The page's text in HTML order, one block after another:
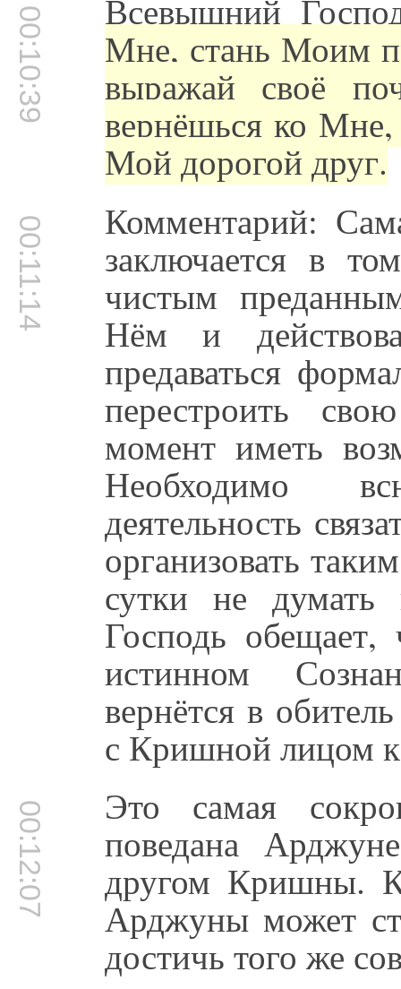
00:10:39 Всевышний
Мне, стань Моим
выражай своё
вернёшься ко
Мой дорогой друг.
00:11:14 Комментарий:
заключается в
чистым
Нём и
предаваться
перестроить
момент иметь
Необходимо
деятельность
организовать
сутки не
Господь обещает,
истинном
вернётся в
с Кришной лицом
00:12:07 Это самая
поведана
другом Кришны.
Арджуны может
достичь того же